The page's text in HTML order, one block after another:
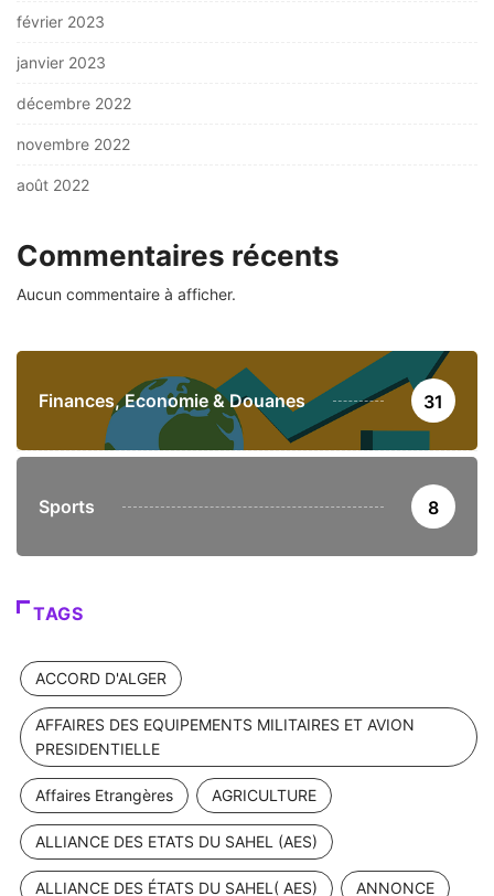
février 2023
janvier 2023
décembre 2022
novembre 2022
août 2022
Commentaires récents
Aucun commentaire à afficher.
Finances, Economie & Douanes 31
Sports 8
TAGS
ACCORD D'ALGER
AFFAIRES DES EQUIPEMENTS MILITAIRES ET AVION
PRESIDENTIELLE
Affaires Etrangères AGRICULTURE
ALLIANCE DES ETATS DU SAHEL (AES)
ALLIANCE DES ÉTATS DU SAHEL( AES) ANNONCE